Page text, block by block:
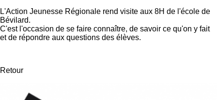
L'Action Jeunesse Régionale rend visite aux 8H de l'école de
Bévilard.
C'est l'occasion de se faire connaître, de savoir ce qu'on y fait
et de répondre aux questions des élèves.
Retour